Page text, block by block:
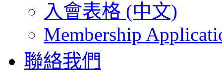
入會表格 (中文)
Membership
聯絡我們